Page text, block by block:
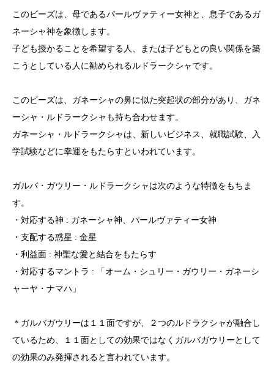
このビーズは、母であるパールヴァティー女神と、息子であるガ
ネーシャ神を象徴します。
子ども授かることを希望する人、または子どもとの良い関係を築
こうとしている人に勧められるルドラークシャです。
このビーズは、ガネーシャの鼻に似た突起状の部分があり、ガネ
ーシャ・ルドラークシャも持ち合わせます。
ガネーシャ・ルドラークシャは、新しいビジネス、就職試験、入
学試験などに幸運をもたらすといわれています。
ガルバ・ガウリー・ルドラークシャは次のような特徴をもちま
す。
・対応する神 : ガネーシャ神、パールヴァティー女神
・支配する惑星 : 金星
・利益面 : 神聖な愛と結合をもたらす
・対応するマントラ : 「オーム・シュリー・ガウリー・ガネーシ
ャーヤ・ナマハ」
＊ガルバガウリーは１１面ですが、２つのルドラクシャが融合し
ているため、１１面としての効果ではなくガルバガウリーとして
の効果のみ発揮されると言われています。